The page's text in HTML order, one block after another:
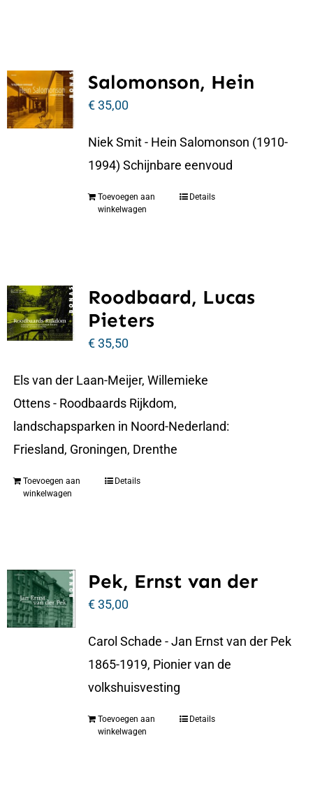
Salomonson, Hein
€35,00
Niek Smit - Hein Salomonson (1910-
1994) Schijnbare eenvoud
Toevoegen aan
winkelwagen
Details
Roodbaard, Lucas
Pieters
€35,50
Els van der Laan-Meijer, Willemieke
Ottens - Roodbaards Rijkdom,
landschapsparken in Noord-Nederland:
Friesland, Groningen, Drenthe
Toevoegen aan
winkelwagen
Details
Pek, Ernst van der
€35,00
Carol Schade - Jan Ernst van der Pek
1865-1919, Pionier van de
volkshuisvesting
Toevoegen aan
winkelwagen
Details